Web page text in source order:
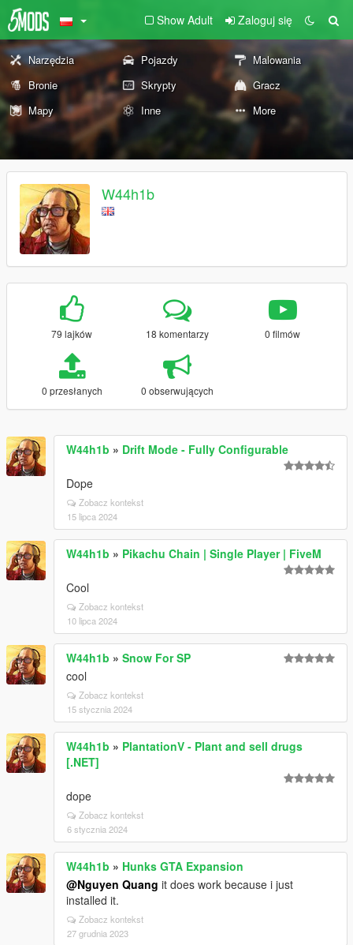
Show Adult Zaloguj się
Narzędzia Pojazdy
Malowania
Bronie
Skrypty
Gracz
Mapy
Inne More
W44h1b
79 lajków 18 komentarzy 0 filmów
0 przesłanych 0 obserwujących
W44h1b » Drift Mode - Fully Configurable
Dope
Zobacz kontekst
15 lipca 2024
W44h1b » Pikachu Chain | Single Player | FiveM
Cool
Zobacz kontekst
10 lipca 2024
W44h1b » Snow For SP
cool
Zobacz kontekst
15 stycznia 2024
W44h1b » PlantationV - Plant and sell drugs
[.NET]
dope
Zobacz kontekst
6 stycznia 2024
W44h1b » Hunks GTA Expansion
@Nguyen Quang it does work because i just
installed it.
Zobacz kontekst
27 grudnia 2023